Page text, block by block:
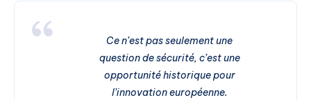
Ce n’est pas seulement une
question de sécurité, c’est une
opportunité historique pour
l’innovation européenne.